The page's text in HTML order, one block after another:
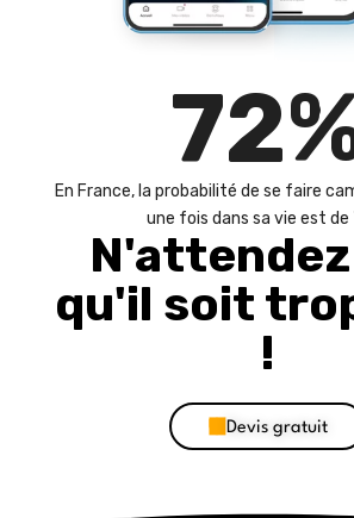
72
En France, la probabilité de se faire
une fois dans sa vie est de
qu'il soit
!
Devis gratuit